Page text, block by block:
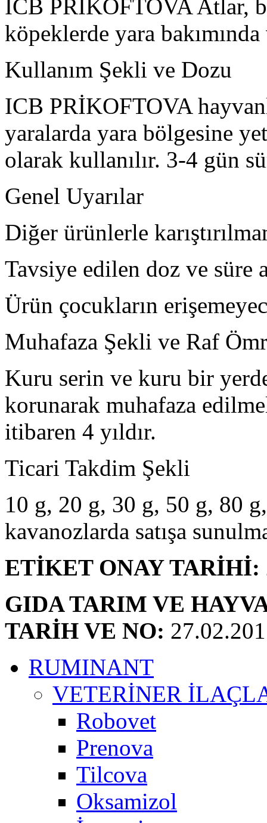
ICB PRİKOFTOVA Atlar,
köpeklerde yara
Kullanım Şekli ve Dozu
ICB PRİKOFTOVA
yaralarda yara bölgesine
olarak kullanılır. 3-4 gün
Genel Uyarılar
Diğer ürünlerle
Tavsiye edilen doz ve süre
Ürün çocukların
Muhafaza Şekli ve Raf
Kuru serin ve kuru bir
korunarak muhafaza
itibaren 4 yıldır.
Ticari Takdim Şekli
10 g, 20 g, 30 g, 50 g, 80
kavanozlarda satışa
ETİKET ONAY TARİHİ:
GIDA TARIM VE
TARİH VE NO:
RUMINANT
VETERİNER
Robovet
Prenova
Tilcova
Oksamizol